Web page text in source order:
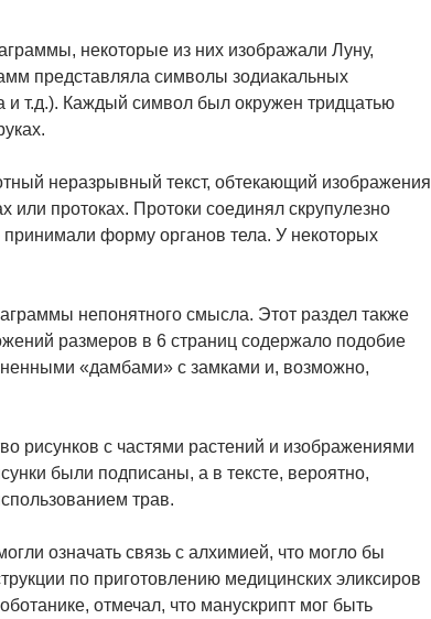
некоторые из них изображали Луну,
представляла символы зодиакальных
т.д.). Каждый символ был окружен тридцатью
неразрывный текст, обтекающий изображения
протоках. Протоки соединял скрупулезно
форму органов тела. У некоторых
непонятного смысла. Этот раздел также
размеров в 6 страниц содержало подобие
«дамбами» с замками и, возможно,
рисунков с частями растений и изображениями
были подписаны, а в тексте, вероятно,
трав.
означать связь с алхимией, что могло бы
по приготовлению медицинских эликсиров
отмечал, что манускрипт мог быть